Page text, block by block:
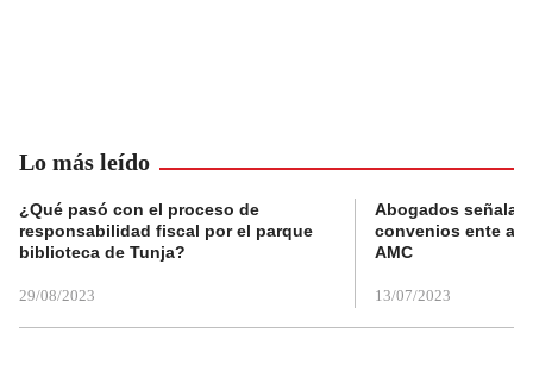
Lo más leído
¿Qué pasó con el proceso de
responsabilidad fiscal por el parque
biblioteca de Tunja?
29/08/2023
Abogados
convenios ente
AMC
13/07/2023